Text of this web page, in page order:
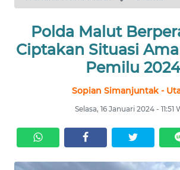
Polda Malut
Ciptakan Situasi
Pemilu 2024
Sopian Simanjuntak -
Selasa, 16 Januari 2024 - 11:51
UTAMA
SERBA-
SERBI